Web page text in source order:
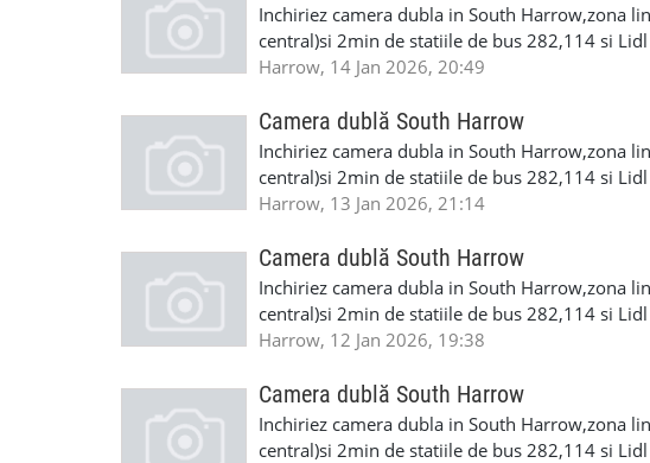
Inchiriez camera dubla in South Harrow,zona
central)si 2min de statiile de bus 282,114 si
room ,parcare ,internet,telefonie,.Camera este
Harrow, 14 Jan 2026, 20:49
Camera dublă South Harrow
Inchiriez camera dubla in South Harrow,zona
central)si 2min de statiile de bus 282,114 si
room ,parcare ,internet,telefonie,.Camera este
Harrow, 13 Jan 2026, 21:14
Camera dublă South Harrow
Inchiriez camera dubla in South Harrow,zona
central)si 2min de statiile de bus 282,114 si
room ,parcare ,internet,telefonie,.Camera este
Harrow, 12 Jan 2026, 19:38
Camera dublă South Harrow
Inchiriez camera dubla in South Harrow,zona
central)si 2min de statiile de bus 282,114 si